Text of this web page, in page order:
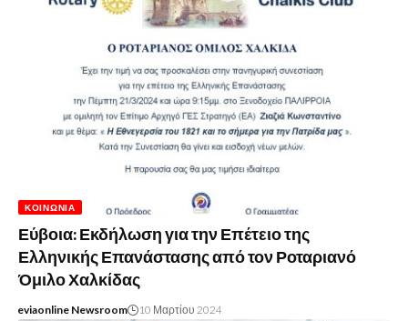
ΚΟΙΝΩΝΊΑ
Εύβοια: Εκδήλωση για την Επέτειο της
Ελληνικής Επανάστασης από τον Ροταριανό
Όμιλο Χαλκίδας
eviaonline Newsroom 10 Μαρτίου 2024